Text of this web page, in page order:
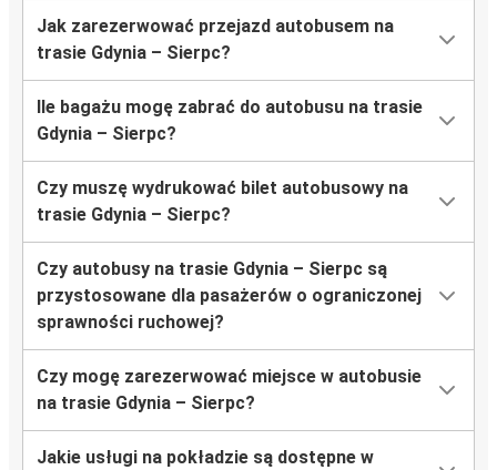
Jak zarezerwować przejazd autobusem na
trasie Gdynia – Sierpc?
Ile bagażu mogę zabrać do autobusu na trasie
Gdynia – Sierpc?
Czy muszę wydrukować bilet autobusowy na
trasie Gdynia – Sierpc?
Czy autobusy na trasie Gdynia – Sierpc są
przystosowane dla pasażerów o ograniczonej
sprawności ruchowej?
Czy mogę zarezerwować miejsce w autobusie
na trasie Gdynia – Sierpc?
Jakie usługi na pokładzie są dostępne w